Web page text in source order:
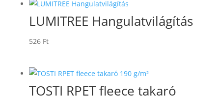
LUMITREE Hangulatvilágítás
526 Ft
TOSTI RPET fleece takaró